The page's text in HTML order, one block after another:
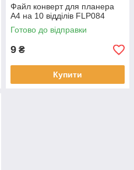
Файл конверт для планера
А4 на 10 відділів FLP084
Готово до відправки
9 ₴
Купити